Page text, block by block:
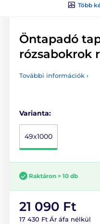
Több
Öntapadó
rózsabokrok
További információk ›
Varianta:
49x1000
Raktáron > 10 db
21 090 Ft
17 430 Ft Ár áfa nélkül